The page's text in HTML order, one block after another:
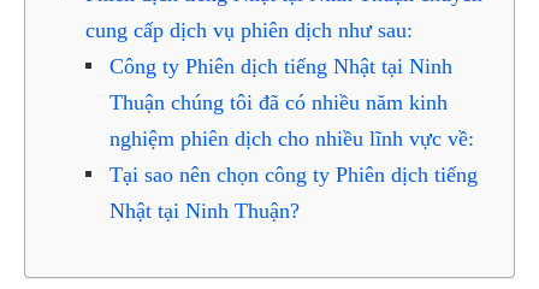
cung cấp dịch vụ phiên dịch như sau:
Công ty Phiên dịch tiếng Nhật tại Ninh
Thuận chúng tôi đã có nhiều năm kinh
nghiệm phiên dịch cho nhiều lĩnh vực về:
Tại sao nên chọn công ty Phiên dịch tiếng
Nhật tại Ninh Thuận?